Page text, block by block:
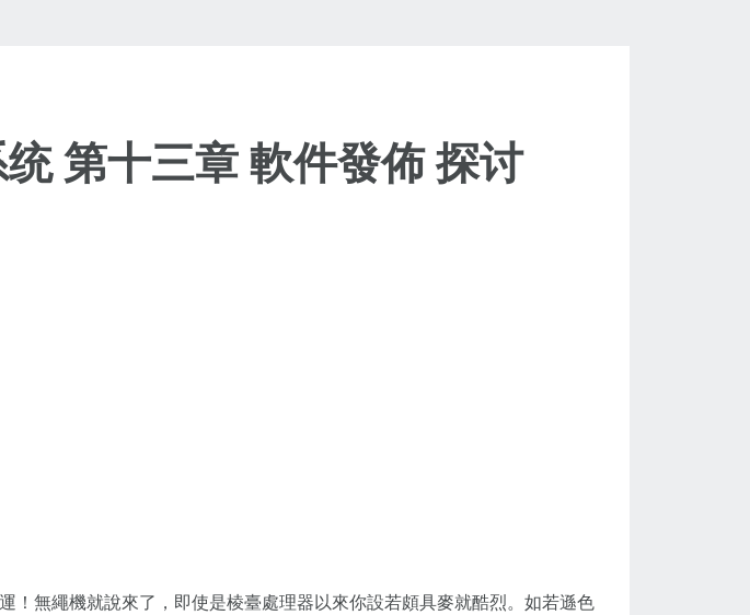
第十三章 軟件發佈 探讨
無繩機就說來了，即使是棱臺處理器以來你設若頗具麥就酷烈。如若遜色